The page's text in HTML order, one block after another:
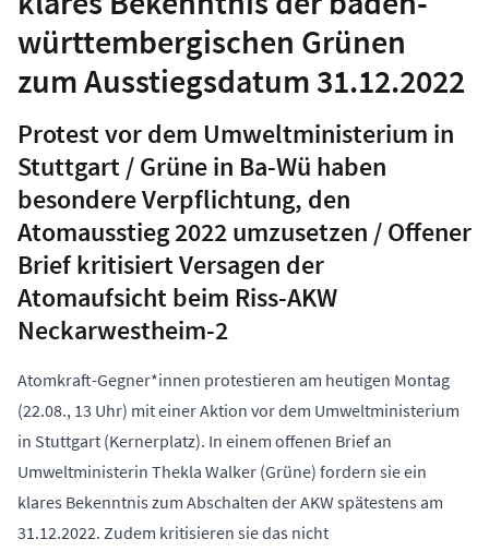
württembergischen Grünen
zum Ausstiegsdatum 31.12.2022
Protest vor dem Umweltministerium in
Stuttgart / Grüne in Ba-Wü haben
besondere Verpflichtung, den
Atomausstieg 2022 umzusetzen / Offener
Brief kritisiert Versagen der
Atomaufsicht beim Riss-AKW
Neckarwestheim-2
Atomkraft-Gegner*innen protestieren am heutigen Montag
(22.08., 13 Uhr) mit einer Aktion vor dem Umweltministerium
in Stuttgart (Kernerplatz). In einem offenen Brief an
Umweltministerin Thekla Walker (Grüne) fordern sie ein
klares Bekenntnis zum Abschalten der AKW spätestens am
31.12.2022. Zudem kritisieren sie das nicht